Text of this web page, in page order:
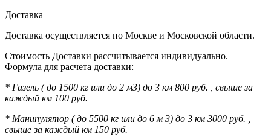
Доставка
Доставка осуществляется по Москве и Московской области.
Стоимость Доставки рассчитывается индивидуально.
Формула для расчета доставки:
* Газель ( до 1500 кг или до 2 м3) до 3 км 800 руб. , свыше за
каждый км 100 руб.
* Манипулятор ( до 5500 кг или до 6 м 3) до 3 км 3000 руб. ,
свыше за каждый км 150 руб.